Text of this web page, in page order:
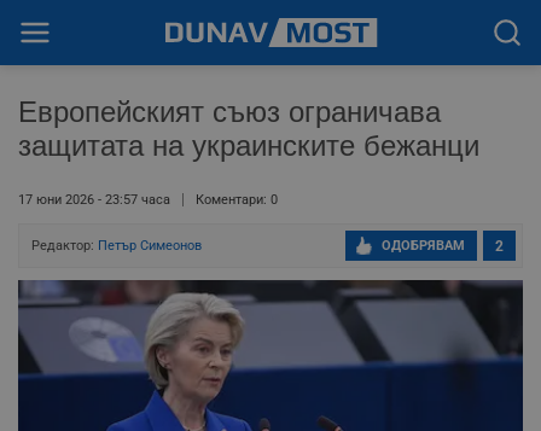
Европейският съюз ограничава
защитата на украинските бежанци
17 юни 2026 - 23:57 часа Коментари: 0
Редактор: Петър Симеонов 2
ОДОБРЯВАМ